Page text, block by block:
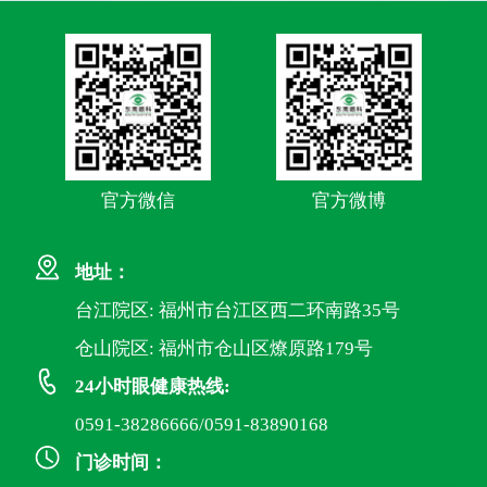
官方微信 官方微博
地址：
台江院区: 福州市台江区西二环南路35号
仓山院区: 福州市仓山区燎原路179号
24小时眼健康热线:
0591-38286666/0591-83890168
门诊时间：